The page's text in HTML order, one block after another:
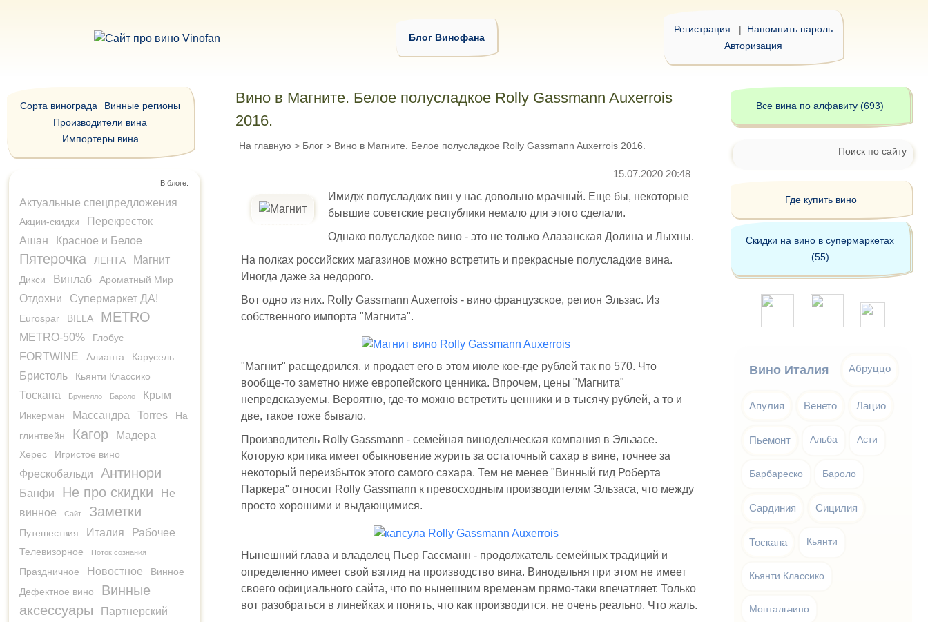
Блог Винофана
Регистрация | Напомнить пароль
Авторизация
Вино в Магните. Белое полусладкое Rolly Gassmann Auxerrois
2016.
На главную > Блог >Вино в Магните. Белое полусладкое Rolly Gassmann Auxerrois 2016.
15.07.2020 20:48
Имидж полусладких вин у нас довольно мрачный. Еще бы, некоторые
бывшие советские республики немало для этого сделали.
Однако полусладкое вино - это не только Алазанская Долина и Лыхны.
На полках российских магазинов можно встретить и прекрасные полусладкие вина.
Иногда даже за недорого.
Вот одно из них. Rolly Gassmann Auxerrois - вино французское, регион Эльзас. Из
собственного импорта "Магнита".
"Магнит" расщедрился, и продает его в этом июле кое-где рублей так по 570. Что
вообще-то заметно ниже европейского ценника. Впрочем, цены "Магнита"
непредсказуемы. Вероятно, где-то можно встретить ценники и в тысячу рублей, а то и
две, такое тоже бывало.
Производитель Rolly Gassmann - семейная винодельческая компания в Эльзасе.
Которую критика имеет обыкновение журить за остаточный сахар в вине, точнее за
некоторый переизбыток этого самого сахара. Тем не менее "Винный гид Роберта
Паркера" относит Rolly Gassmann к превосходным производителям Эльзаса, что между
просто хорошими и выдающимися.
Нынешний глава и владелец Пьер Гассманн - продолжатель семейных традиций и
определенно имеет свой взгляд на производство вина. Винодельня при этом не имеет
своего официального сайта, что по нынешним временам прямо-таки впечатляет. Только
вот разобраться в линейках и понять, что как производится, не очень реально. Что жаль.
Сорта винограда
Винные регионы
Производители вина
Импортеры вина
В блоге:
Актуальные спецпредложения
Акции-скидки
Перекресток
Ашан
Красное и Белое
Пятерочка ЛЕНТА Магнит
Дикси Винлаб Ароматный Мир
Отдохни Супермаркет ДА!
Eurospar BILLA METRO
METRO-50% Глобус
FORTWINE Алианта Карусель
Бристоль Кьянти Классико
Тоскана Брунелло Бароло Крым
Инкерман Массандра Torres
На
глинтвейн
Кагор Мадера
Херес Игристое вино
Фрескобальди Антинори
Банфи Не про скидки
Не
винное
Сайт Заметки
Путешествия Италия Рабочее
Телевизорное Поток сознания
Праздничное Новостное
Винное
Дефектное вино
Винные
аксессуары
Партнерский
Все вина по алфавиту (693)
Поиск по сайту
Где купить вино
Скидки на вино в супермаркетах
(55)
Вино Италия Абруццо
Апулия Венето Лацио
Пьемонт Альба Асти
Барбареско Бароло
Сардиния Сицилия
Тоскана Кьянти
Кьянти Классико
Монтальчино